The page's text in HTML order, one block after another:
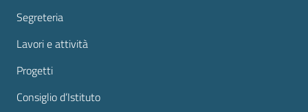
Segreteria
Lavori e attività
Progetti
Consiglio d’Istituto